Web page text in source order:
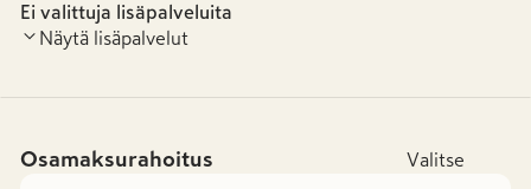
Ei valittuja lisäpalveluita
Näytä lisäpalvelut
Osamaksurahoitus Valitse